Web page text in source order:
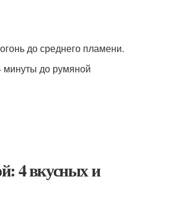
до среднего пламени.
минуты до румяной
4 вкусных и